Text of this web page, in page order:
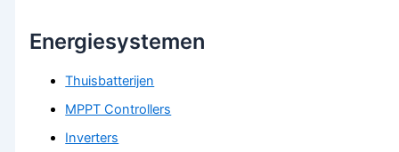
Energiesystemen
Thuisbatterijen
MPPT Controllers
Inverters